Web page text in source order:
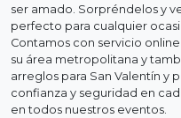
ser amado. Sorpréndelos y
perfecto para cualquier
Contamos con servicio
su área metropolitana y
arreglos para San Valentín y
confianza y seguridad en
en todos nuestros eventos.